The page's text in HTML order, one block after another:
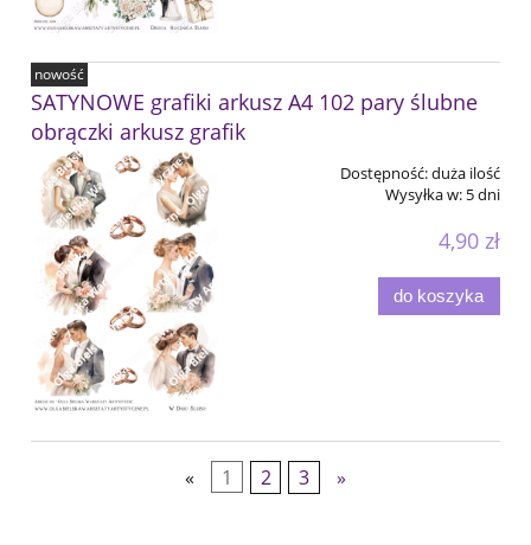
SATYNOWE grafiki arkusz A4 102 pary ślubne
obrączki arkusz grafik
Dostępność:duża ilość
Wysyłka w: 5 dni
4,90 zł
do koszyka
nowość
« 1 2 3 »